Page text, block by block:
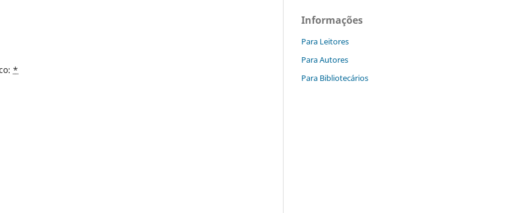
*
Informações
Para Leitores
Para Autores
Para Bibliotecários